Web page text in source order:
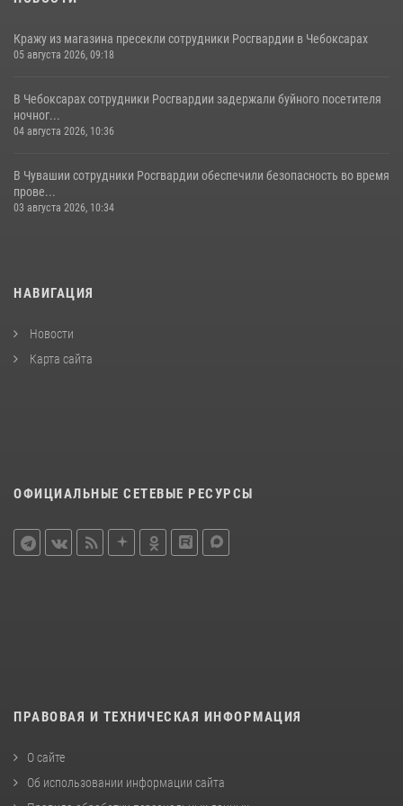
Кражу из магазина пресекли сотрудники Росгвардии в Чебоксарах
05 августа 2026, 09:18
В Чебоксарах сотрудники Росгвардии задержали буйного посетителя
ночног...
04 августа 2026, 10:36
В Чувашии сотрудники Росгвардии обеспечили безопасность во время
прове...
03 августа 2026, 10:34
НАВИГАЦИЯ
Новости
Карта сайта
ОФИЦИАЛЬНЫЕ СЕТЕВЫЕ РЕСУРСЫ
ПРАВОВАЯ И ТЕХНИЧЕСКАЯ ИНФОРМАЦИЯ
О сайте
Об использовании информации сайта